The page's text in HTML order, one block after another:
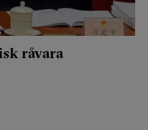
råvara